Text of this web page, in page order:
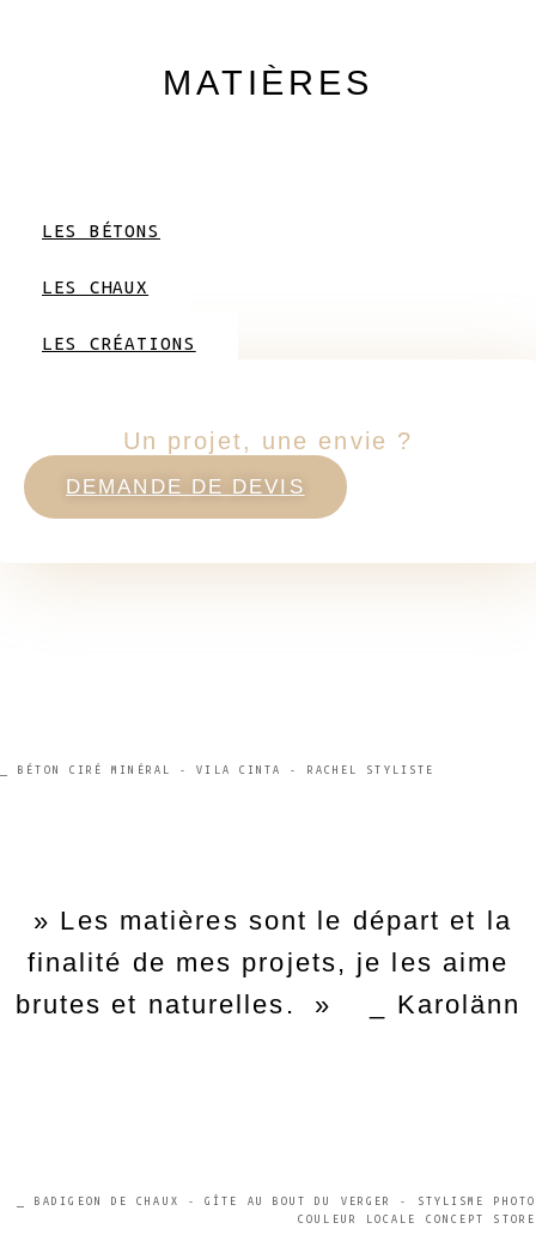
MATIÈRES
LES BÉTONS
LES CHAUX
LES CRÉATIONS
Un projet, une envie ?
DEMANDE DE DEVIS
⎯ BÉTON CIRÉ MINÉRAL - VILA CINTA - RACHEL STYLISTE
» Les matières sont le départ et la
finalité de mes projets, je les aime
brutes et naturelles. » _ Karolänn
⎯ BADIGEON DE CHAUX - GÎTE AU BOUT DU VERGER - STYLISME PHOTO
COULEUR LOCALE CONCEPT STORE